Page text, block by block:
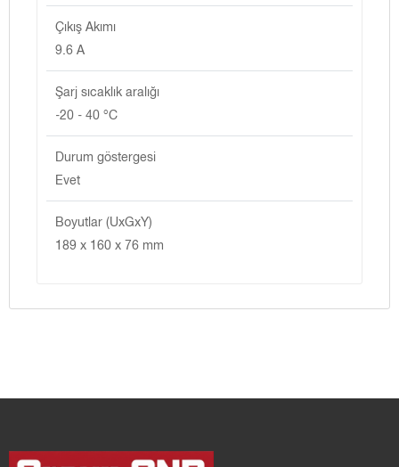
Çıkış Akımı
9.6 A
Şarj sıcaklık aralığı
-20 - 40 °C
Durum göstergesi
Evet
Boyutlar (UxGxY)
189 x 160 x 76 mm